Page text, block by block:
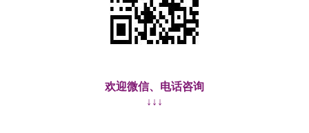
欢迎微信、电话咨询
↓↓↓